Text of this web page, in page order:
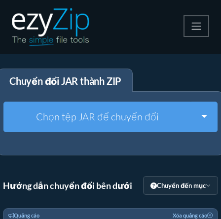
Giải nén
Công cụ khác
Chuyển đổi JAR thành ZIP
Chọn tệp JAR để chuyển đổi
Hướng dẫn chuyển đổi bên dưới Chuyển đến mục
Quảng cáo Xóa quảng cáo